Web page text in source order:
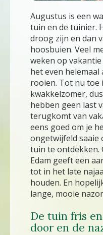
Augustus is een
tuin en de tuinier.
droog zijn en dan
hoosbuien. Veel
weken op
het even
rooien. Tot nu toe
kwakkelzomer,
hebben geen last
terugkomt van
eens goed om je
ongetwijfeld saaie
tuin te ontdekken.
Edam geeft een
tot in het late
houden. En
lange, mooie
De tuin fris
door en de